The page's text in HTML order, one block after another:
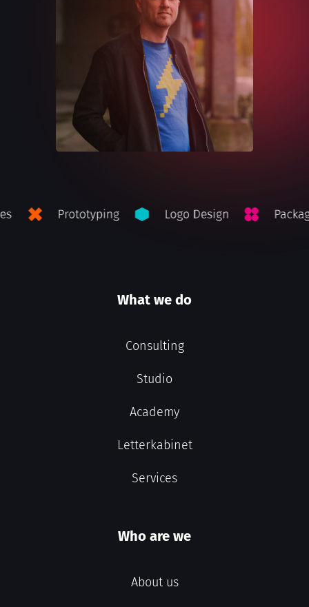
What we do
Consulting
Studio
Academy
Letterkabinet
Services
Who are we
About us